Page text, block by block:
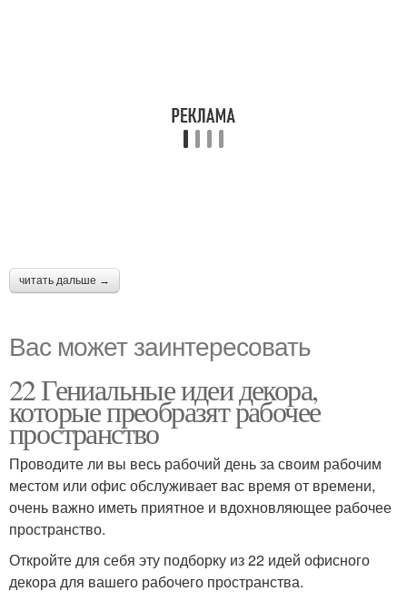
читать дальше →
Вас может заинтересовать
22 Гениальные идеи декора,
которые преобразят рабочее
пространство
Проводите ли вы весь рабочий день за своим рабочим
местом или офис обслуживает вас время от времени,
очень важно иметь приятное и вдохновляющее рабочее
пространство.
Откройте для себя эту подборку из 22 идей офисного
декора для вашего рабочего пространства.